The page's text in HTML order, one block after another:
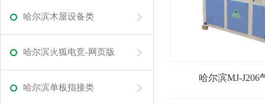
哈尔滨木屋设备类
哈尔滨火狐电竞-网页版
哈尔滨单板指接类
哈尔滨MJ-J206